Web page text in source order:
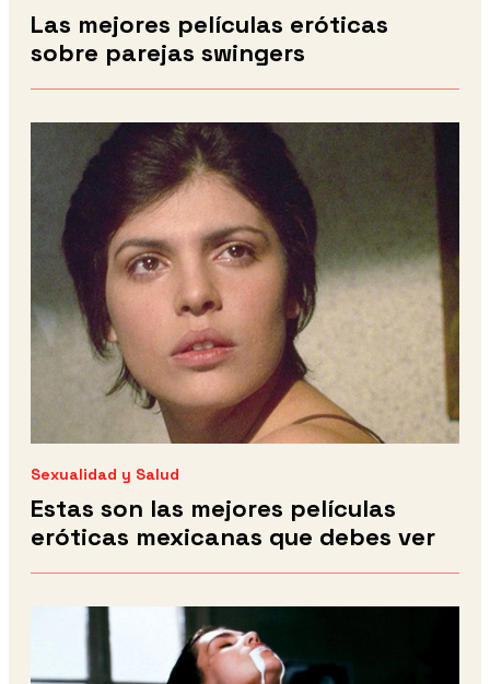
Las mejores películas eróticas
sobre parejas swingers
Sexualidad y Salud
Estas son las mejores películas
eróticas mexicanas que debes ver